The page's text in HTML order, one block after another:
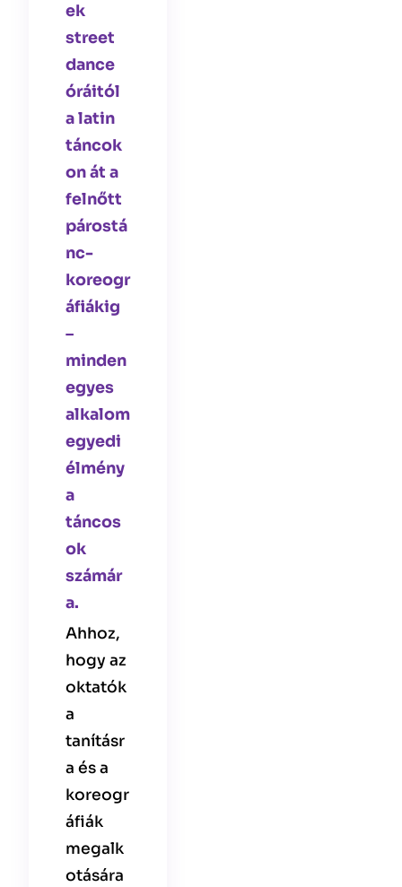
ek
street
dance
óráitól
a latin
táncok
on át a
felnőtt
párostá
nc-
koreogr
áfiákig
–
minden
egyes
alkalom
egyedi
élmény
a
táncos
ok
számár
a.
Ahhoz,
hogy az
oktatók
a
tanításr
a és a
koreogr
áfiák
megalk
otására